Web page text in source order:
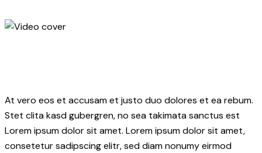
At vero eos et accusam et justo duo dolores et ea rebum.
Stet clita kasd gubergren, no sea takimata sanctus est
Lorem ipsum dolor sit amet. Lorem ipsum dolor sit amet,
consetetur sadipscing elitr, sed diam nonumy eirmod